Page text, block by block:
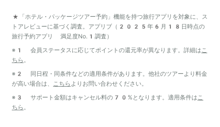
*「ホテル・パッケージツアー予約」機能を持つ旅行アプリを対象に、ス
トアレビューに基づく調査。アプリブ（2025年6月18日時点の
旅行予約アプリ 満足度No.1調査）
※1 会員ステータスに応じてポイントの還元率が異なります。詳細は こ
ちら 。
※2 同日程・同条件などの適用条件があります。他社のツアーより料金
が高い場合は、
こちら よりお問い合わせください。
※3 サポート金額はキャンセル料の70%となります。適用条件は こ
ちら 。